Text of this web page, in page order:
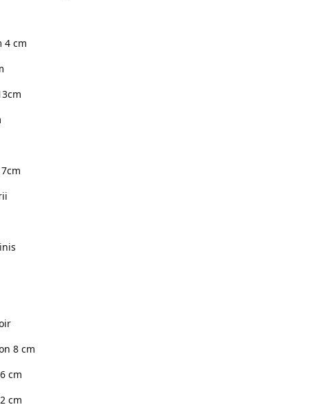
4 cm
8 cm
cm
cm